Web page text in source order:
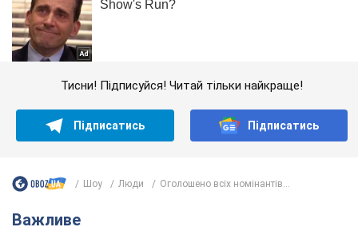
Тисни! Підписуйся! Читай тільки найкраще!
Підписатись Підписатись
Шоу Люди Оголошено всіх номінантів...
Важливе